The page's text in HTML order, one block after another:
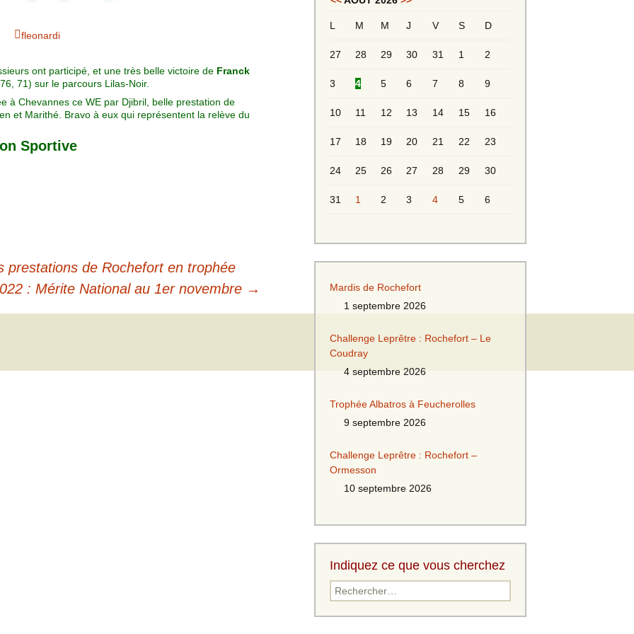
Coupe de Paris Dames
Championnat interclubs
Dames
Equipe Mid-Amateurs
Equipe Senior Dames
Messieurs 2ème série
Messieurs Golden
fleonardi
ont participé, et une très belle victoire de Franck
71) sur le parcours Lilas-Noir.
à Chevannes ce WE par Djibril, belle prestation de
et Marithé. Bravo à eux qui représentent la relève du
Sportive
prestations de Rochefort en trophée
: Mérite National au 1er novembre →
L M M J V S D
27 28 29 30 31 1 2
3 4 5 6 7 8 9
10 11 12 13 14 15 16
17 18 19 20 21 22 23
24 25 26 27 28 29 30
31 1 2 3 4 5 6
Mardis de Rochefort
1 septembre 2026
Challenge Leprêtre : Rochefort – Le
Coudray
4 septembre 2026
Trophée Albatros à Feucherolles
9 septembre 2026
Challenge Leprêtre : Rochefort –
Ormesson
10 septembre 2026
Indiquez ce que vous cherchez